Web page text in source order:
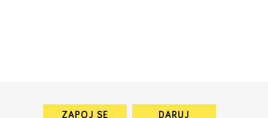
ZAPOJ SE DARUJ